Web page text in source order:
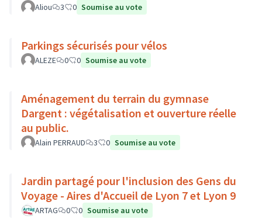
Aliou 3 0 Soumise au vote
Parkings sécurisés pour vélos
ALEZE 0 0 Soumise au vote
Aménagement du terrain du gymnase
Dargent : végétalisation et ouverture réelle
au public.
Alain PERRAUD 3 0 Soumise au vote
Jardin partagé pour l'inclusion des Gens du
Voyage - Aires d'Accueil de Lyon 7 et Lyon 9
ARTAG 0 0 Soumise au vote